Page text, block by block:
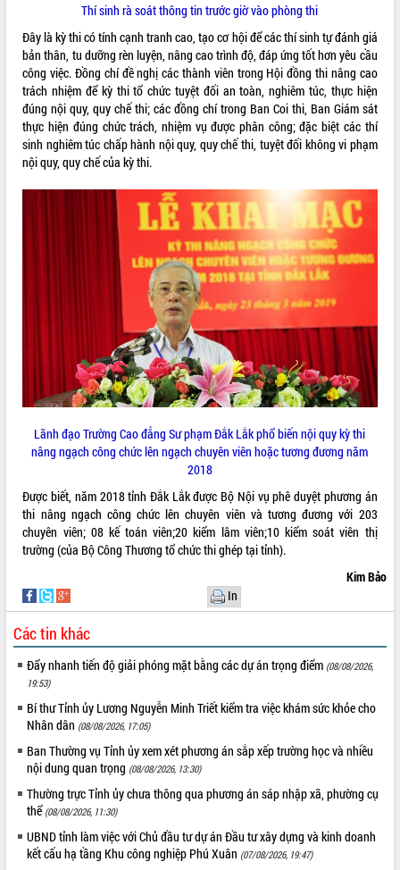
Thí sinh rà soát thông tin trước giờ vào phòng thi
Đây là kỳ thi có tính cạnh tranh cao, tạo cơ hội để các thí sinh tự đánh giá
bản thân, tu dưỡng rèn luyện, nâng cao trình độ, đáp ứng tốt hơn yêu cầu
công việc. Đồng chí đề nghị các thành viên trong Hội đồng thi nâng cao
trách nhiệm để kỳ thi tổ chức tuyệt đối an toàn, nghiêm túc, thực hiện
đúng nội quy, quy chế thi; các đồng chí trong Ban Coi thi, Ban Giám sát
thực hiện đúng chức trách, nhiệm vụ được phân công; đặc biệt các thí
sinh nghiêm túc chấp hành nội quy, quy chế thi, tuyệt đối không vi phạm
nội quy, quy chế của kỳ thi.
Lãnh đạo Trường Cao đẳng Sư phạm Đắk Lắk phổ biến nội quy kỳ thi
nâng ngạch công chức lên ngạch chuyên viên hoặc tương đương năm
2018
Được biết, năm 2018 tỉnh Đắk Lắk được Bộ Nội vụ phê duyệt phương án
thi nâng ngạch công chức lên chuyên viên và tương đương với 203
chuyên viên; 08 kế toán viên;20 kiểm lâm viên;10 kiểm soát viên thị
trường (của Bộ Công Thương tổ chức thi ghép tại tỉnh).
Kim Bảo
In
Các tin khác
Đẩy nhanh tiến độ giải phóng mặt bằng các dự án trọng điểm (08/08/2026,
19:53)
Bí thư Tỉnh ủy Lương Nguyễn Minh Triết kiểm tra việc khám sức khỏe cho
Nhân dân (08/08/2026, 17:05)
Ban Thường vụ Tỉnh ủy xem xét phương án sắp xếp trường học và nhiều
nội dung quan trọng (08/08/2026, 13:30)
Thường trực Tỉnh ủy chưa thông qua phương án sáp nhập xã, phường cụ
thể (08/08/2026, 11:30)
UBND tỉnh làm việc với Chủ đầu tư dự án Đầu tư xây dựng và kinh doanh
kết cấu hạ tầng Khu công nghiệp Phú Xuân (07/08/2026, 19:47)